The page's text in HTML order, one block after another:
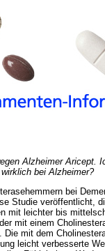
Alzheimer Aricept.
bei Alzheimer?
bei
Studie veröffentlicht,
mit leichter bis
mit einem
mit dem
leicht verbesserte